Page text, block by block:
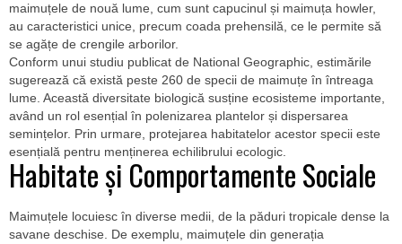
maimuțele de nouă lume, cum sunt capucinul și maimuța howler,
au caracteristici unice, precum coada prehensilă, ce le permite să
se agățe de crengile arborilor.
Conform unui studiu publicat de National Geographic, estimările
sugerează că există peste 260 de specii de maimuțe în întreaga
lume. Această diversitate biologică susține ecosisteme importante,
având un rol esențial în polenizarea plantelor și dispersarea
semințelor. Prin urmare, protejarea habitatelor acestor specii este
esențială pentru menținerea echilibrului ecologic.
Habitate și Comportamente Sociale
Maimuțele locuiesc în diverse medii, de la păduri tropicale dense la
savane deschise. De exemplu, maimuțele din generația